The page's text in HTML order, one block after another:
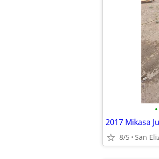
•
2017 Mikasa
8/5 San